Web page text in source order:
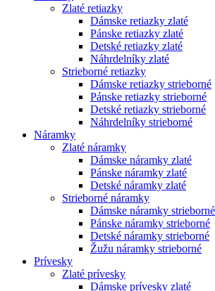
Zlaté retiazky
Dámske retiazky zlaté
Pánske retiazky zlaté
Detské retiazky zlaté
Náhrdelníky zlaté
Strieborné retiazky
Dámske retiazky strieborné
Pánske retiazky strieborné
Detské retiazky strieborné
Náhrdelníky strieborné
Náramky
Zlaté náramky
Dámske náramky zlaté
Pánske náramky zlaté
Detské náramky zlaté
Strieborné náramky
Dámske náramky strieborné
Pánske náramky strieborné
Detské náramky strieborné
Žužu náramky strieborné
Prívesky
Zlaté prívesky
Dámske prívesky zlaté